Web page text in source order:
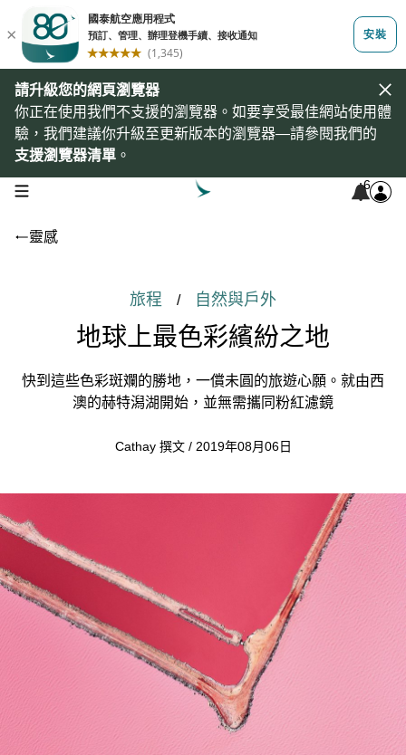
請升級您的網頁瀏覽器
你正在使用我們不支援的瀏覽器。如要享受最佳網站使用體
驗，我們建議你升級至更新版本的瀏覽器—請參閱我們的
支援瀏覽器清單 。
open navigation menu 6
靈感
旅程 / 自然與戶外
地球上最色彩繽紛之地
快到這些色彩斑斕的勝地，一償未圓的旅遊心願。就由西
澳的赫特潟湖開始，並無需攜同粉紅濾鏡
Cathay 撰文 / 2019年08月06日